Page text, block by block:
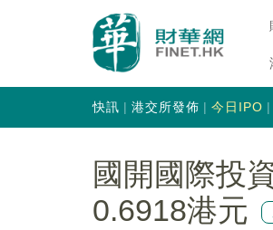
快訊 港交所發佈 今日IPO
國開國際投
0.6918港元